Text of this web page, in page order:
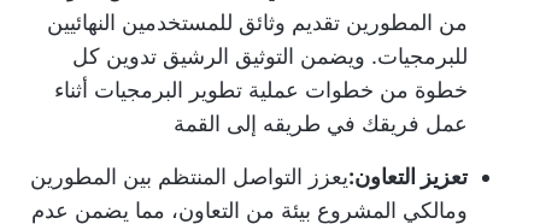
من المطورين تقديم وثائق للمستخدمين النهائيين
للبرمجيات. ويضمن التوثيق الرشيق تدوين كل
خطوة من خطوات عملية تطوير البرمجيات أثناء
عمل فريقك في طريقه إلى القمة
تعزيز التعاون:يعزز التواصل المنتظم بين المطورين
ومالكي المشروع بيئة من التعاون، مما يضمن عدم